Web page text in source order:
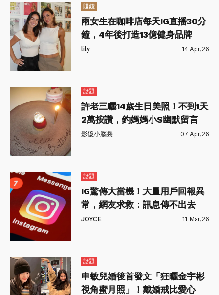
賺錢
兩女生在咖啡店每天IG直播30分
鐘，4年後打造13億健身品牌
lily 14 Apr,26
話題
許老三曬14歲生日美照！不到1天
2萬按讚，釣媽媽小S幽默留言
影憶小腦袋 07 Apr,26
話題
IG驚傳大當機！大量用戶回報異
常，網友求救：訊息傳不出去
JOYCE 11 Mar,26
話題
申敏兒婚後首發文「狂曬金宇彬
視角蜜月照」！戴婚戒比愛心